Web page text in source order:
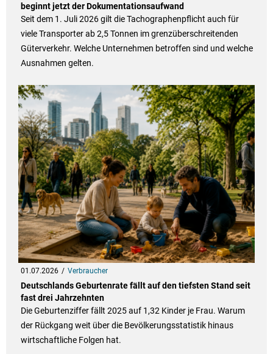
beginnt jetzt der Dokumentationsaufwand
Seit dem 1. Juli 2026 gilt die Tachographenpflicht auch für
viele Transporter ab 2,5 Tonnen im grenzüberschreitenden
Güterverkehr. Welche Unternehmen betroffen sind und welche
Ausnahmen gelten.
01.07.2026 Verbraucher
Deutschlands Geburtenrate fällt auf den tiefsten Stand seit
fast drei Jahrzehnten
Die Geburtenziffer fällt 2025 auf 1,32 Kinder je Frau. Warum
der Rückgang weit über die Bevölkerungsstatistik hinaus
wirtschaftliche Folgen hat.